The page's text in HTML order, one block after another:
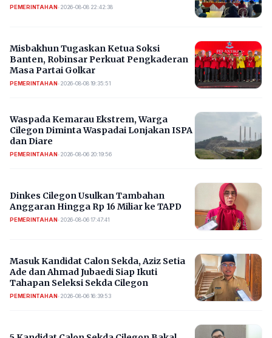
PEMERINTAHAN• 2026-08-08 22:42:38
Misbakhun Tugaskan Ketua Soksi
Banten, Robinsar Perkuat Pengkaderan
Masa Partai Golkar
PEMERINTAHAN• 2026-08-08 19:35:51
Waspada Kemarau Ekstrem, Warga
Cilegon Diminta Waspadai Lonjakan ISPA
dan Diare
PEMERINTAHAN• 2026-08-06 20:19:56
Dinkes Cilegon Usulkan Tambahan
Anggaran Hingga Rp 16 Miliar ke TAPD
PEMERINTAHAN• 2026-08-06 17:47:41
Masuk Kandidat Calon Sekda, Aziz Setia
Ade dan Ahmad Jubaedi Siap Ikuti
Tahapan Seleksi Sekda Cilegon
PEMERINTAHAN• 2026-08-06 16:39:53